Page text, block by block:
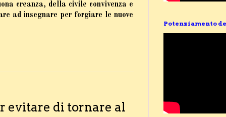
creanza, della civile convivenza e
ad insegnare per forgiare le nuove
evitare di tornare al
Potenziamento